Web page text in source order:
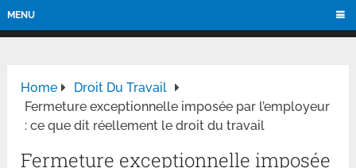
MENU
Home
Droit Du Travail
Fermeture exceptionnelle imposée par l’employeur
: ce que dit réellement le droit du travail
Fermeture exceptionnelle imposée